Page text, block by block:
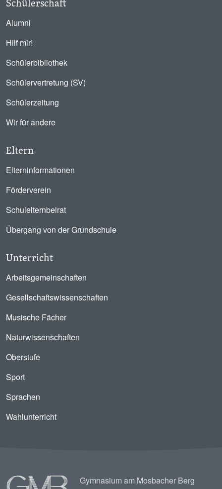
Alumni
Hilf mir!
Schülerbibliothek
Schülervertretung (SV)
Schülerzeitung
Wir für andere
Eltern
Elterninformationen
Förderverein
Schulelternbeirat
Übergang von der Grundschule
Unterricht
Arbeitsgemeinschaften
Gesellschaftswissenschaften
Musische Fächer
Naturwissenschaften
Oberstufe
Sport
Sprachen
Wahlunterricht
Image
Gymnasium am Mosbacher Berg